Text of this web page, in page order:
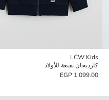
LCW Kids
كارديجان بقبعة للأولاد
1,099.00 EGP